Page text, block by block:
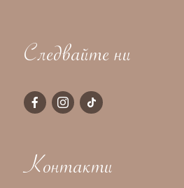
Следвайте ни
Контакти